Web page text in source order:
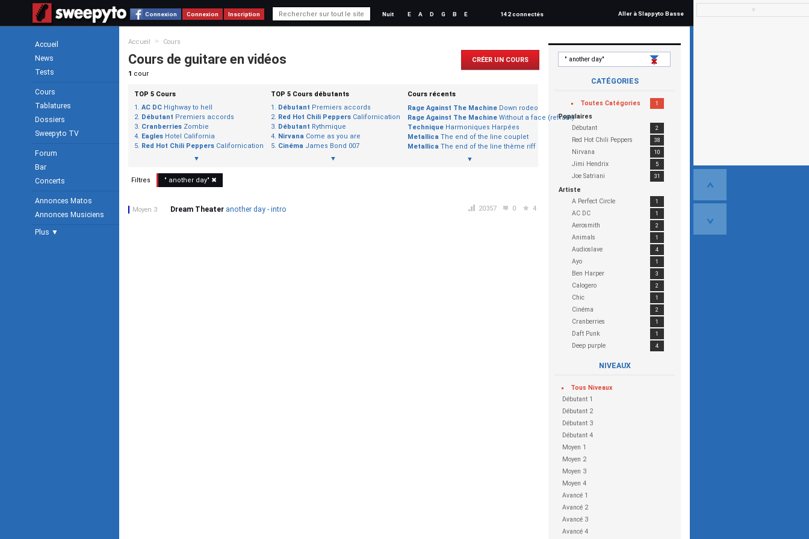
Connexion Connexion Inscription Nuit E A D G B E 142 connectés Aller à Slappyto Basse
Accueil
News
Tests
Cours
Tablatures
Dossiers
Sweepyto TV
Forum
Bar
Concerts
Annonces Matos
Annonces Musiciens
Plus ▼
Accueil > Cours
Cours de guitare en vidéos
1 cour
CRÉER UN COURS
CATÉGORIES
1
Toutes Catégories
Populaires
2
Débutant
38
Red Hot Chili Peppers
10
Nirvana
5
Jimi Hendrix
31
Joe Satriani
Artiste
1
A Perfect Circle
1
AC DC
2
Aerosmith
1
Animals
4
Audioslave
1
Ayo
3
Ben Harper
2
Calogero
1
Chic
2
Cinéma
1
Cranberries
1
Daft Punk
4
Deep purple
Django Reinhardt
NIVEAUX
Tous Niveaux
Débutant 1
Débutant 2
Débutant 3
Débutant 4
Moyen 1
Moyen 2
Moyen 3
Moyen 4
Avancé 1
Avancé 2
Avancé 3
Avancé 4
TOP 5 Cours
AC DC Highway to hell
Débutant Premiers accords
Cranberries Zombie
Eagles Hotel California
Red Hot Chili Peppers Californication
▼
TOP 5 Cours débutants
Débutant Premiers accords
Red Hot Chili Peppers Californication
Débutant Rythmique
Nirvana Come as you are
Cinéma James Bond 007
▼
Cours récents
Rage Against The Machine Down rodeo
Rage Against The Machine Without a face (refrain)
Technique Harmoniques Harpées
Metallica The end of the line couplet
Metallica The end of the line thème riff
▼
Filtres " another day" ✖
20357 0 4
Dream Theater another day - intro
Moyen 3
▼